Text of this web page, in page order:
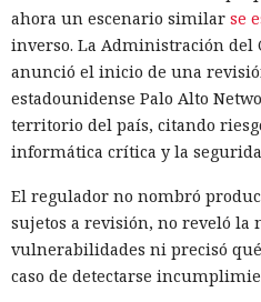
a todos
13:36 / 07.08.2026
Un comando oculto en hebreo
otros navegadores con IA.
ahora un escenario similar se
inverso. La Administración del
anunció el inicio de una
estadounidense Palo Alto
territorio del país, citando
informática crítica y la
El regulador no nombró
sujetos a revisión, no reveló la
vulnerabilidades ni precisó
caso de detectarse